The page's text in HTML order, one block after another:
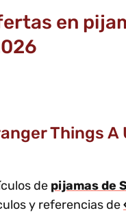
en
Things
de pijamas de
y referencias de